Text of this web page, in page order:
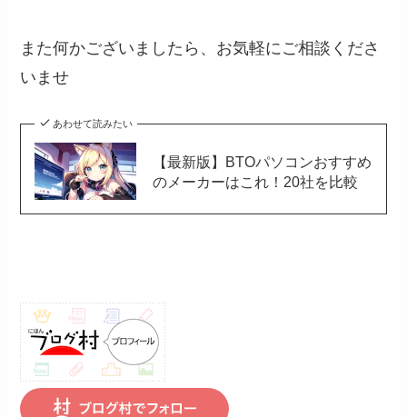
また何かございましたら、お気軽にご相談くださ
いませ
あわせて読みたい
【最新版】BTOパソコンおすすめ
のメーカーはこれ！20社を比較